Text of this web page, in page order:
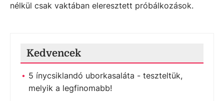
nélkül csak vaktában eleresztett próbálkozások.
Kedvencek
5 ínycsiklandó uborkasaláta - teszteltük,
melyik a legfinomabb!